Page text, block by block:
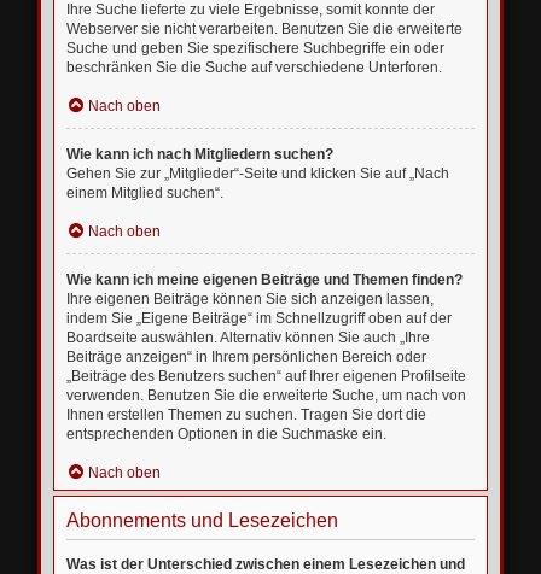
Ihre Suche lieferte zu viele Ergebnisse, somit konnte der
Webserver sie nicht verarbeiten. Benutzen Sie die erweiterte
Suche und geben Sie spezifischere Suchbegriffe ein oder
beschränken Sie die Suche auf verschiedene Unterforen.
Nach oben
Wie kann ich nach Mitgliedern suchen?
Gehen Sie zur „Mitglieder“-Seite und klicken Sie auf „Nach
einem Mitglied suchen“.
Nach oben
Wie kann ich meine eigenen Beiträge und Themen finden?
Ihre eigenen Beiträge können Sie sich anzeigen lassen,
indem Sie „Eigene Beiträge“ im Schnellzugriff oben auf der
Boardseite auswählen. Alternativ können Sie auch „Ihre
Beiträge anzeigen“ in Ihrem persönlichen Bereich oder
„Beiträge des Benutzers suchen“ auf Ihrer eigenen Profilseite
verwenden. Benutzen Sie die erweiterte Suche, um nach von
Ihnen erstellen Themen zu suchen. Tragen Sie dort die
entsprechenden Optionen in die Suchmaske ein.
Nach oben
Abonnements und Lesezeichen
Was ist der Unterschied zwischen einem Lesezeichen und